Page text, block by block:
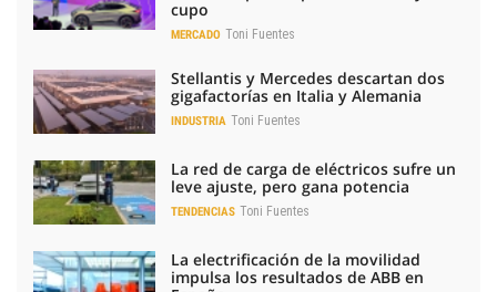
cupo
MERCADO Toni Fuentes
Stellantis y Mercedes descartan dos
gigafactorías en Italia y Alemania
INDUSTRIA Toni Fuentes
La red de carga de eléctricos sufre un
leve ajuste, pero gana potencia
TENDENCIAS Toni Fuentes
La electrificación de la movilidad
impulsa los resultados de ABB en